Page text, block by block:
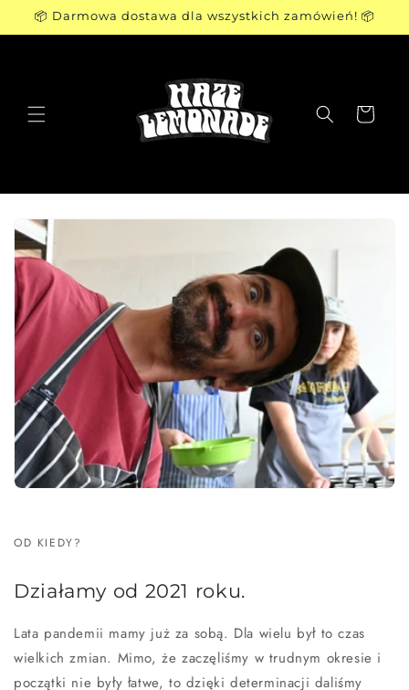
do
treści
📦 Darmowa dostawa dla wszystkich zamówień! 📦
Koszyk
OD KIEDY?
Działamy od 2021 roku.
Lata pandemii mamy już za sobą. Dla wielu był to czas
wielkich zmian. Mimo, że zaczęliśmy w trudnym okresie i
początki nie były łatwe, to dzięki determinacji daliśmy